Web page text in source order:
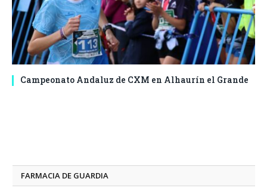
Campeonato Andaluz de CXM en Alhaurín el Grande
FARMACIA DE GUARDIA